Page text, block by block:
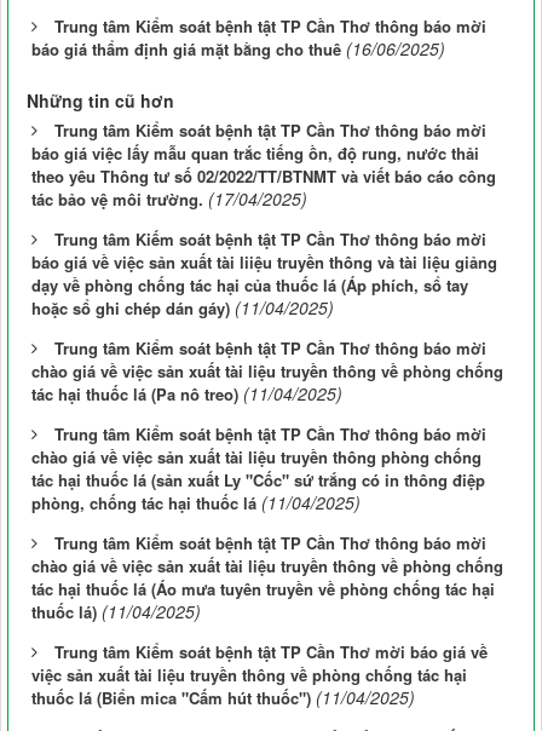
Trung tâm Kiểm soát bệnh tật TP Cần Thơ thông báo mời
báo giá thẩm định giá mặt bằng cho thuê (16/06/2025)
Những tin cũ hơn
Trung tâm Kiểm soát bệnh tật TP Cần Thơ thông báo mời
báo giá việc lấy mẫu quan trắc tiếng ồn, độ rung, nước thải
theo yêu Thông tư số 02/2022/TT/BTNMT và viết báo cáo công
tác bảo vệ môi trường. (17/04/2025)
Trung tâm Kiếm soát bệnh tật TP Cần Thơ thông báo mời
báo giá về việc sản xuất tài liiệu truyền thông và tài liệu giảng
dạy về phòng chống tác hại của thuốc lá (Áp phích, sổ tay
hoặc sổ ghi chép dán gáy) (11/04/2025)
Trung tâm Kiểm soát bệnh tật TP Cần Thơ thông báo mời
chào giá về việc sản xuất tài liệu truyền thông về phòng chống
tác hại thuốc lá (Pa nô treo) (11/04/2025)
Trung tâm Kiểm soát bệnh tật TP Cần Thơ thông báo mời
chào giá về việc sản xuất tài liệu truyền thông phòng chống
tác hại thuốc lá (sản xuất Ly "Cốc" sứ trắng có in thông điệp
phòng, chống tác hại thuốc lá (11/04/2025)
Trung tâm Kiểm soát bệnh tật TP Cần Thơ thông báo mời
chào giá về việc sản xuất tài liệu truyền thông về phòng chống
tác hại thuốc lá (Áo mưa tuyên truyền về phòng chống tác hại
thuốc lá) (11/04/2025)
Trung tâm Kiểm soát bệnh tật TP Cần Thơ mời báo giá về
việc sản xuất tài liệu truyền thông về phòng chống tác hại
thuốc lá (Biển mica "Cấm hút thuốc") (11/04/2025)